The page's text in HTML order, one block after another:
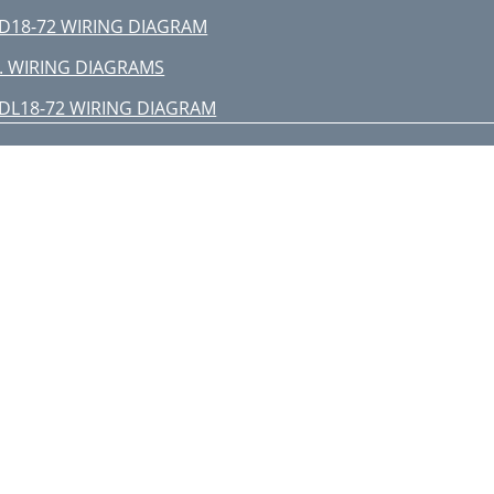
72 WIRING DIAGRAM
WIRING DIAGRAMS
72 WIRING DIAGRAM
72 WIRING DIAGRAM